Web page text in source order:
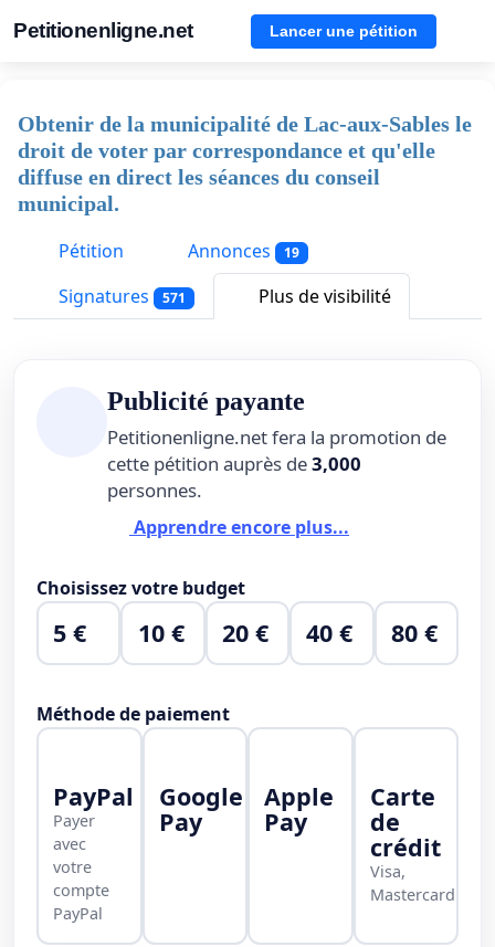
Petitionenligne.net Lancer une pétition
Obtenir de la municipalité de Lac-aux-Sables le
droit de voter par correspondance et qu'elle
diffuse en direct les séances du conseil
municipal.
Pétition
Annonces 19
Signatures 571 Plus de visibilité
Publicité payante
Petitionenligne.net fera la promotion de
cette pétition auprès de3,000
personnes.
Apprendre encore plus...
Choisissez votre budget
5 € 10 € 20 € 40 € 80 €
Méthode de paiement
PayPal
Payer
avec
votre
compte
PayPal
Google
Pay
Apple
Pay
Carte
de
crédit
Visa,
Mastercard